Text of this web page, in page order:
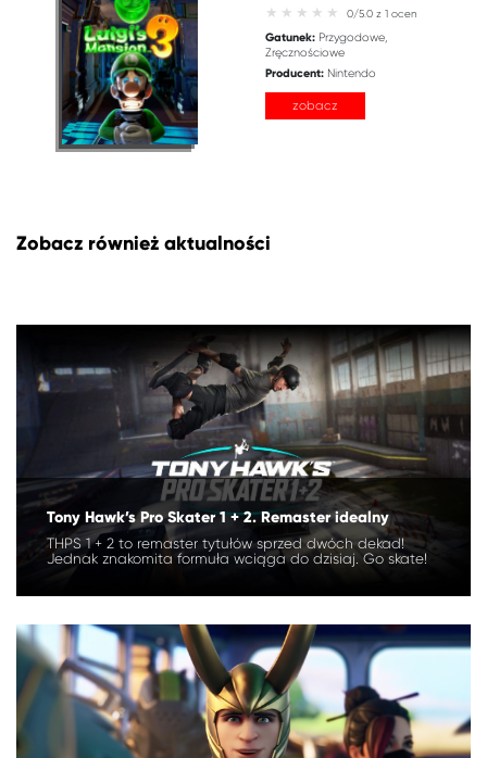
0/5.0 z 1 ocen
Gatunek: Przygodowe
Zręcznościowe
Producent: Nintendo
zobacz
Zobacz również aktualności
Tony Hawk’s Pro Skater 1 + 2. Remaster idealny
THPS 1 + 2 to remaster tytułów sprzed dwóch dekad!
Jednak znakomita formuła wciąga do dzisiaj. Go skate!